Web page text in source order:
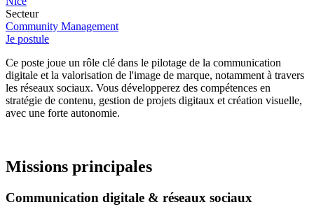
Secteur
Community Management
Je postule
Ce poste joue un rôle clé dans le pilotage de la communication
digitale et la valorisation de l'image de marque, notamment à travers
les réseaux sociaux. Vous développerez des compétences en
stratégie de contenu, gestion de projets digitaux et création visuelle,
avec une forte autonomie.
Missions principales
Communication digitale & réseaux sociaux